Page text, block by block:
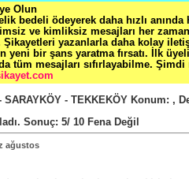
Olun
bedeli ödeyerek daha hızlı
ve kimliksiz mesajları her zaman
Şikayetleri yazanlarla daha kolay
yeni bir şans yaratma fırsatı. İlk
tüm mesajları sıfırlayabilme. Şimdi
SARAYKÖY - TEKKEKÖY Konum: ,
. Sonuç: 5/ 10 Fena Değil
ağustos